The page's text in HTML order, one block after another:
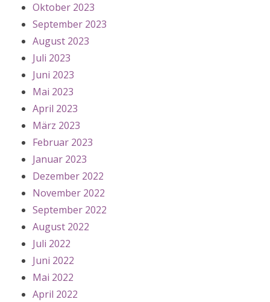
Oktober 2023
September 2023
August 2023
Juli 2023
Juni 2023
Mai 2023
April 2023
März 2023
Februar 2023
Januar 2023
Dezember 2022
November 2022
September 2022
August 2022
Juli 2022
Juni 2022
Mai 2022
April 2022